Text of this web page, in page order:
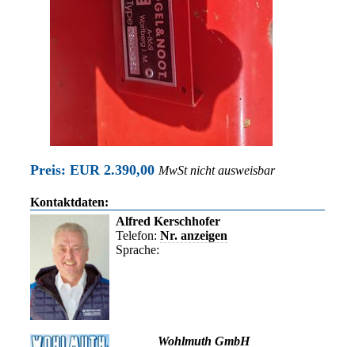
Preis: EUR 2.390,00 MwSt nicht ausweisbar
Kontaktdaten:
Alfred Kerschhofer
Telefon: Nr. anzeigen
Sprache:
Wohlmuth GmbH